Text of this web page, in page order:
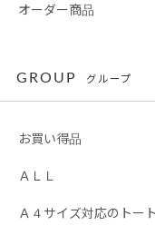
オーダー商品
GROUP グループ
お買い得品
ＡＬＬ
Ａ４サイズ対応のトー